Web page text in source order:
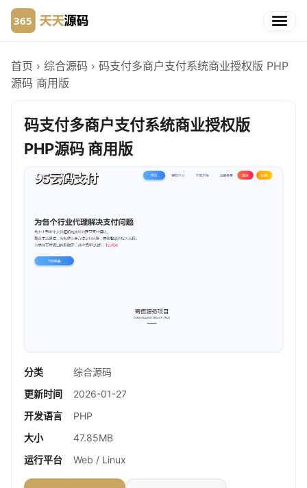
首页 › 综合源码 › 码支付多商户支付系统商业授权版 PHP
源码 商用版
码支付多商户支付系统商业授权版
PHP源码 商用版
分类
综合源码
更新时间
2026-01-27
开发语言
PHP
大小
47.85MB
运行平台
Web / Linux